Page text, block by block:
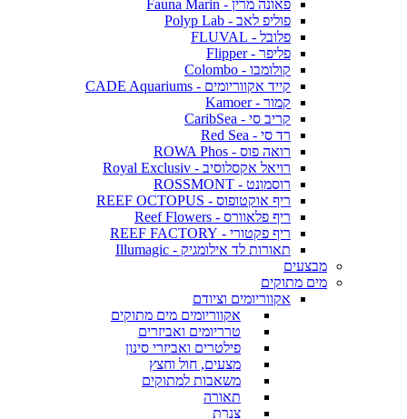
פאונה מרין - Fauna Marin
פוליפ לאב - Polyp Lab
פלובל - FLUVAL
פליפר - Flipper
קולומבו - Colombo
קייד אקווריומים - CADE Aquariums
קמור - Kamoer
קריב סי - CaribSea
רד סי - Red Sea
רואה פוס - ROWA Phos
רויאל אקסלוסיב - Royal Exclusiv
רוסמונט - ROSSMONT
ריף אוקטופוס - REEF OCTOPUS
ריף פלאוורס - Reef Flowers
ריף פקטורי - REEF FACTORY
תאורות לד אילומגיק - Illumagic
מבצעים
מים מתוקים
אקווריומים וציודם
אקווריומים מים מתוקים
טרריומים ואביזרים
פילטרים ואביזרי סינון
מצעים, חול וחצץ
משאבות למתוקים
תאורה
צנרת